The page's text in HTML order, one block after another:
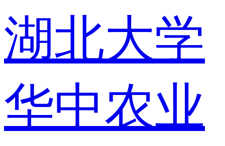
湖北大学
华中农业